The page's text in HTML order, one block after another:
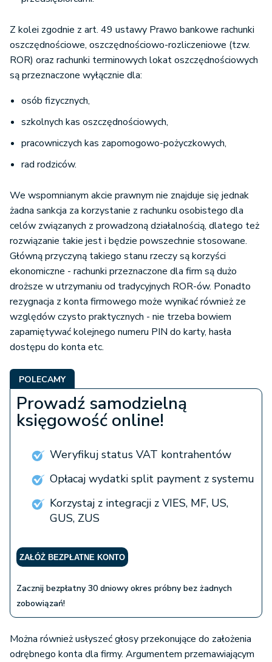
Z kolei zgodnie z art. 49 ustawy Prawo bankowe rachunki
oszczędnościowe, oszczędnościowo-rozliczeniowe (tzw.
ROR) oraz rachunki terminowych lokat oszczędnościowych
są przeznaczone wyłącznie dla:
osób fizycznych,
szkolnych kas oszczędnościowych,
pracowniczych kas zapomogowo-pożyczkowych,
rad rodziców.
We wspomnianym akcie prawnym nie znajduje się jednak
żadna sankcja za korzystanie z rachunku osobistego dla
celów związanych z prowadzoną działalnością, dlatego też
rozwiązanie takie jest i będzie powszechnie stosowane.
Główną przyczyną takiego stanu rzeczy są korzyści
ekonomiczne - rachunki przeznaczone dla firm są dużo
droższe w utrzymaniu od tradycyjnych ROR-ów. Ponadto
rezygnacja z konta firmowego może wynikać również ze
względów czysto praktycznych - nie trzeba bowiem
zapamiętywać kolejnego numeru PIN do karty, hasła
dostępu do konta etc.
POLECAMY
Prowadź samodzielną
księgowość online!
Weryfikuj status VAT kontrahentów
Opłacaj wydatki split payment z systemu
Korzystaj z integracji z VIES, MF, US,
GUS, ZUS
ZAŁÓŻ BEZPŁATNE KONTO
Zacznij bezpłatny 30 dniowy okres próbny bez żadnych
zobowiązań!
Można również usłyszeć głosy przekonujące do założenia
odrębnego konta dla firmy. Argumentem przemawiającym